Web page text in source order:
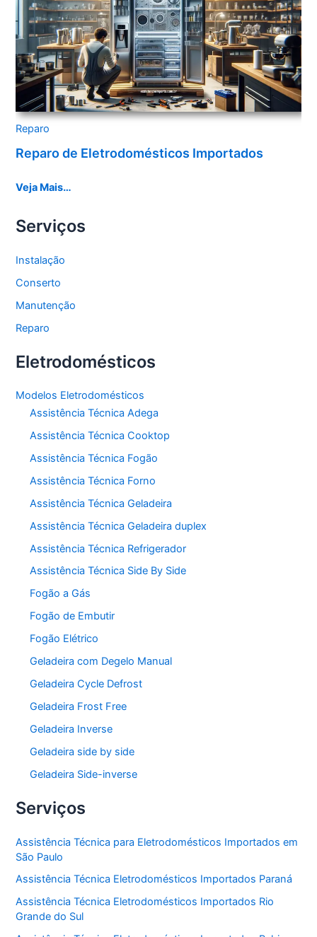
Reparo
Reparo de Eletrodomésticos Importados
Veja Mais…
Serviços
Instalação
Conserto
Manutenção
Reparo
Eletrodomésticos
Modelos Eletrodomésticos
Assistência Técnica Adega
Assistência Técnica Cooktop
Assistência Técnica Fogão
Assistência Técnica Forno
Assistência Técnica Geladeira
Assistência Técnica Geladeira duplex
Assistência Técnica Refrigerador
Assistência Técnica Side By Side
Fogão a Gás
Fogão de Embutir
Fogão Elétrico
Geladeira com Degelo Manual
Geladeira Cycle Defrost
Geladeira Frost Free
Geladeira Inverse
Geladeira side by side
Geladeira Side-inverse
Serviços
Assistência Técnica para Eletrodomésticos Importados em
São Paulo
Assistência Técnica Eletrodomésticos Importados Paraná
Assistência Técnica Eletrodomésticos Importados Rio
Grande do Sul